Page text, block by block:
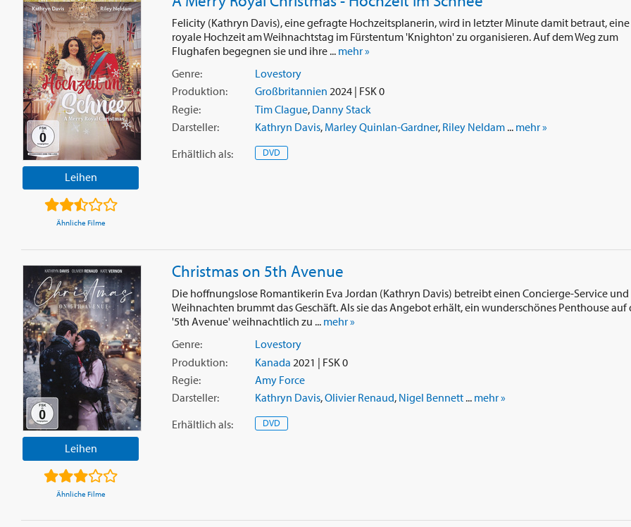
Leihen
Ähnliche Filme
Felicity (Kathryn Davis), eine gefragte Hochzeitsplanerin, wird in letzter Minute damit betraut, eine
royale Hochzeit am Weihnachtstag im Fürstentum 'Knighton' zu organisieren. Auf dem Weg zum
Flughafen begegnen sie und ihre ... mehr »
Genre:
Lovestory
Produktion:
Großbritannien 2024 | FSK 0
Regie:
Tim Clague, Danny Stack
Darsteller:
Kathryn Davis, Marley Quinlan-Gardner, Riley Neldam... mehr »
Erhältlich als: DVD
Leihen
Ähnliche Filme
Christmas on 5th Avenue
Die hoffnungslose Romantikerin Eva Jordan (Kathryn Davis) betreibt einen Concierge-Service und
Weihnachten brummt das Geschäft. Als sie das Angebot erhält, ein wunderschönes Penthouse auf
'5th Avenue' weihnachtlich zu ... mehr »
Genre:
Lovestory
Produktion:
Kanada 2021 | FSK 0
Regie:
Amy Force
Darsteller:
Kathryn Davis,Olivier Renaud, Nigel Bennett... mehr »
Erhältlich als: DVD